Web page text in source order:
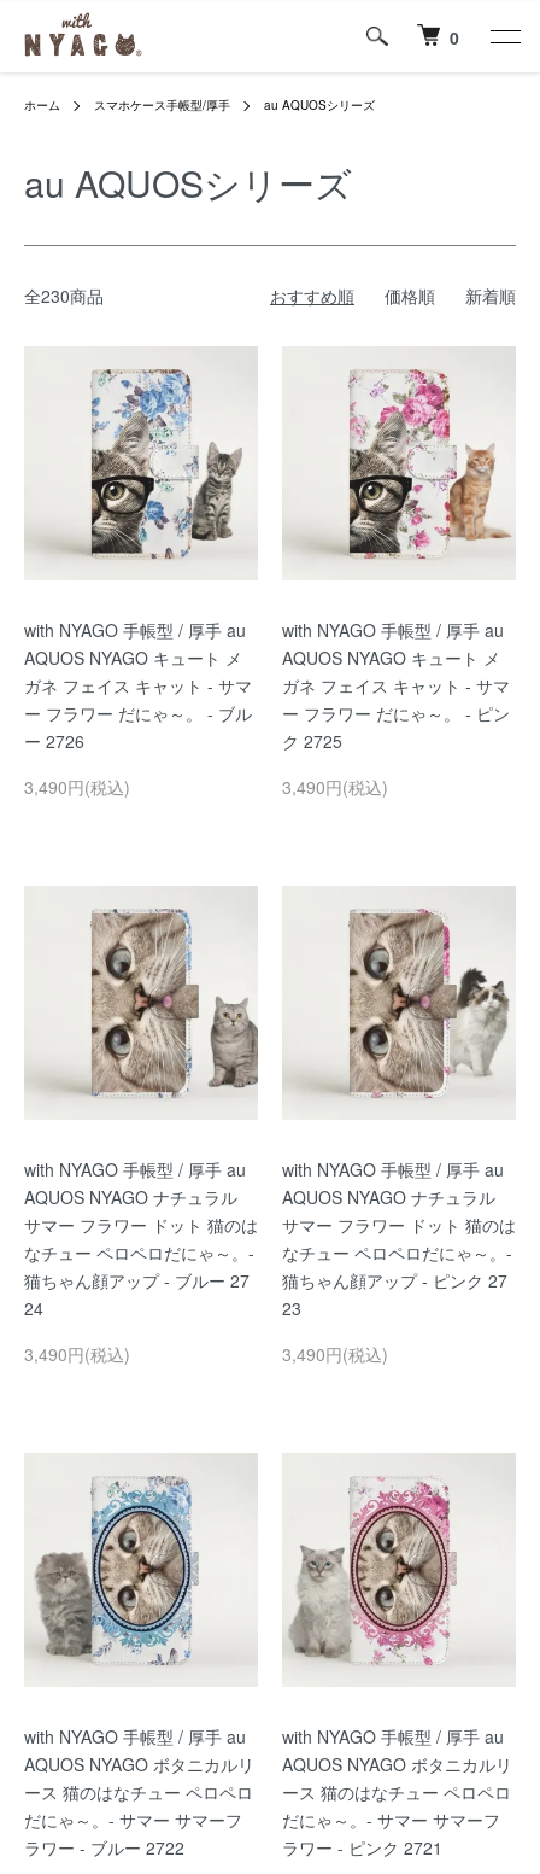
0
ホーム スマホケース手帳型/厚手 au AQUOSシリーズ
au AQUOSシリーズ
全230商品 おすすめ順 価格順 新着順
with NYAGO 手帳型 / 厚手 au
AQUOS NYAGO キュート メ
ガネ フェイス キャット - サマ
ー フラワー だにゃ～。 - ブル
ー 2726
3,490円(税込)
with NYAGO 手帳型 / 厚手 au
AQUOS NYAGO キュート メ
ガネ フェイス キャット - サマ
ー フラワー だにゃ～。 - ピン
ク 2725
3,490円(税込)
with NYAGO 手帳型 / 厚手 au
AQUOS NYAGO ナチュラル
サマー フラワー ドット 猫のは
なチュー ペロペロだにゃ～。-
猫ちゃん顔アップ - ブルー 27
24
3,490円(税込)
with NYAGO 手帳型 / 厚手 au
AQUOS NYAGO ナチュラル
サマー フラワー ドット 猫のは
なチュー ペロペロだにゃ～。-
猫ちゃん顔アップ - ピンク 27
23
3,490円(税込)
with NYAGO 手帳型 / 厚手 au
AQUOS NYAGO ボタニカルリ
ース 猫のはなチュー ペロペロ
だにゃ～。- サマー サマーフ
ラワー - ブルー 2722
with NYAGO 手帳型 / 厚手 au
AQUOS NYAGO ボタニカルリ
ース 猫のはなチュー ペロペロ
だにゃ～。- サマー サマーフ
ラワー - ピンク 2721